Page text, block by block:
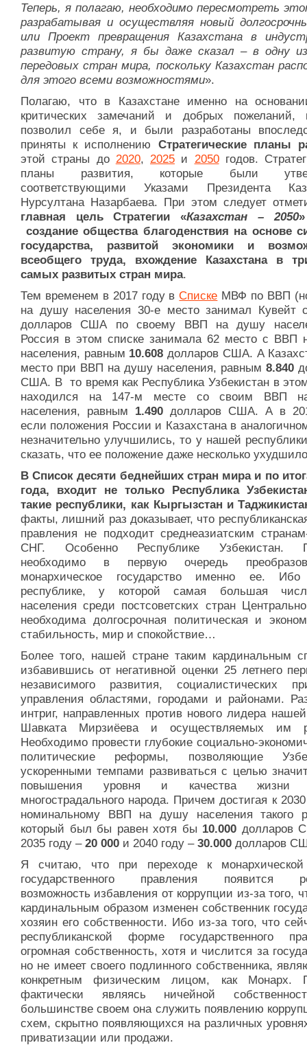
Теперь, я полагаю, необходимо пересмотреть
разрабатывая и осуществляя новый
или Проект превращения Казахстана в
развитую страну, я бы даже сказал – в одну
передовых стран мира, поскольку Казахстан
для этого всеми возможностями».
Полагаю, что в Казахстане именно на
критических замечаний и добрых пожеланий,
позволил себе я, и были разработаны
приняты к исполнению Стратегические планы
этой страны до 2020, 2025 и 2050годов.
планы развития, которые были
соответствующими Указами Президента
Нурсултана Назарбаева. При этом следует
главная цель Стратегии «Казахстан – 2050
создание общества благоденствия на основе
государства, развитой экономики и
всеобщего труда, вхождение Казахстана в
самых развитых стран мира.
Тем временем в 2017 году вСписке МВФ по ВВП
на душу населения 30-е место занимал Кувейт
долларов США по своему ВВП на душу
Россия в этом списке занимала 62 место с ВВП
населения, равным 10.608 долларов США. А
место при ВВП на душу населения, равным 8.840
США. В то время как Республика Узбекистан в
находился на 147-м месте со своим ВВП
населения, равным 1.490 долларов США. А в
если положения России и Казахстана в
незначительно улучшились, то у нашей
сказать, что ее положение даже несколько
В Список десяти беднейших стран мира и по
года, входит не только Республика
такие республики, как Кыргызстан и
факты, лишний раз доказывает, что
правления не подходит среднеазиатским
СНГ. Особенно Республике Узбекистан.
необходимо в первую очередь
монархическое государство именно ее.
республике, у которой самая большая
населения среди постсоветских стран
необходима долгосрочная политическая и
стабильность, мир и спокойствие…
Более того, нашей стране таким кардинальным
избавившись от негативной оценки 25 летнего
независимого развития, социалистических
управления областями, городами и районами.
интриг, направленных против нового лидера
Шавката Мирзиёева и осуществляемых им
Необходимо провести глубокие социально-
политические реформы, позволяющие
ускоренными темпами развиваться с целью
повышения уровня и качества жизни
многострадального народа. Причем достигая к
номинальному ВВП на душу населения такого
который был бы равен хотя бы 10.000 долларов
2035 году – 20 000 и 2040 году – 30.000 долларов
Я считаю, что при переходе к
государственного правления появится
возможность избавления от коррупции из-за того,
кардинальным образом изменен собственник
хозяин его собственности. Ибо из-за того, что
республиканской форме государственного
огромная собственность, хотя и числится за
но не имеет своего подлинного собственника,
конкретным физическим лицом, как Монарх.
фактически являясь ничейной
большинстве своем она служить появлению
схем, скрытно появляющихся на различных
приватизации или продажи.